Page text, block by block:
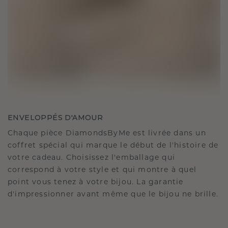
ENVELOPPÉS D'AMOUR
Chaque pièce DiamondsByMe est livrée dans un
coffret spécial qui marque le début de l'histoire de
votre cadeau. Choisissez l'emballage qui
correspond à votre style et qui montre à quel
point vous tenez à votre bijou. La garantie
d'impressionner avant même que le bijou ne brille.